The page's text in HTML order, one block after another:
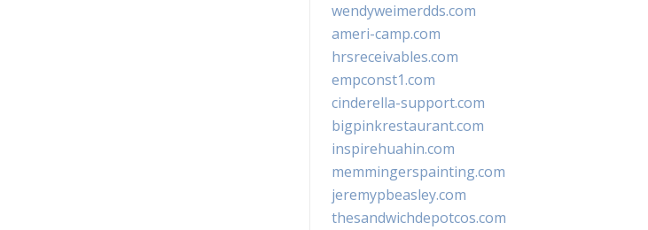
wendyweimerdds.com
ameri-camp.com
hrsreceivables.com
empconst1.com
cinderella-support.com
bigpinkrestaurant.com
inspirehuahin.com
memmingerspainting.com
jeremypbeasley.com
thesandwichdepotcos.com